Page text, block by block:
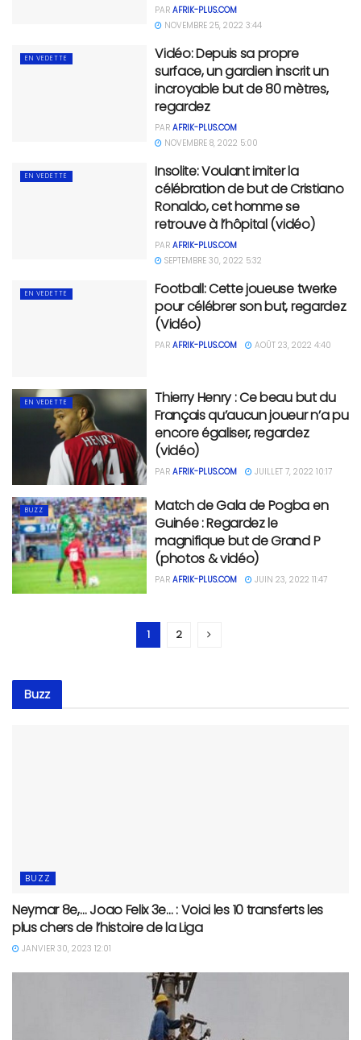
PAR AFRIK-PLUS.COM
NOVEMBRE 25, 2022 3:44
EN VEDETTE
Vidéo: Depuis sa propre
surface, un gardien inscrit un
incroyable but de 80 mètres,
regardez
PAR AFRIK-PLUS.COM
NOVEMBRE 8, 2022 5:00
EN VEDETTE
Insolite: Voulant imiter la
célébration de but de Cristiano
Ronaldo, cet homme se
retrouve à l’hôpital (vidéo)
PAR AFRIK-PLUS.COM
SEPTEMBRE 30, 2022 5:32
EN VEDETTE
Football: Cette joueuse twerke
pour célébrer son but, regardez
(Vidéo)
PAR AFRIK-PLUS.COM AOÛT 23, 2022 4:40
EN VEDETTE
Thierry Henry : Ce beau but du
Français qu’aucun joueur n’a pu
encore égaliser, regardez
(vidéo)
PAR AFRIK-PLUS.COM JUILLET 7, 2022 10:17
BUZZ
Match de Gala de Pogba en
Guinée : Regardez le
magnifique but de Grand P
(photos & vidéo)
PAR AFRIK-PLUS.COM JUIN 23, 2022 11:47
1 2
Buzz
BUZZ
Neymar 8e,… Joao Felix 3e… : Voici les 10 transferts les
plus chers de l’histoire de la Liga
JANVIER 30, 2023 12:01